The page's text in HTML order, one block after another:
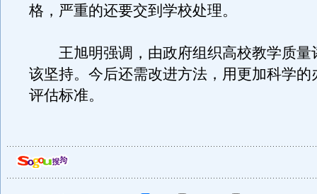
格，严重的还要交到学校处理。
王旭明强调，由政府组织高校教学质量
该坚持。今后还需改进方法，用更加科学的
评估标准。